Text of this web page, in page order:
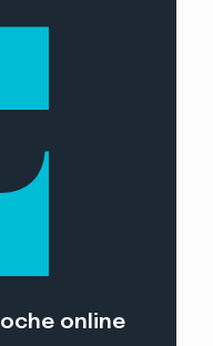
online